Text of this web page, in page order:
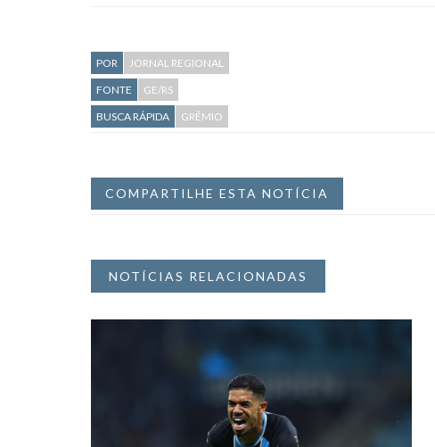
POR
JORNAL REGIONAL
FONTE
GE/RS
BUSCA RÁPIDA
GRÊMIO
COMPARTILHE ESTA NOTÍCIA
NOTÍCIAS RELACIONADAS